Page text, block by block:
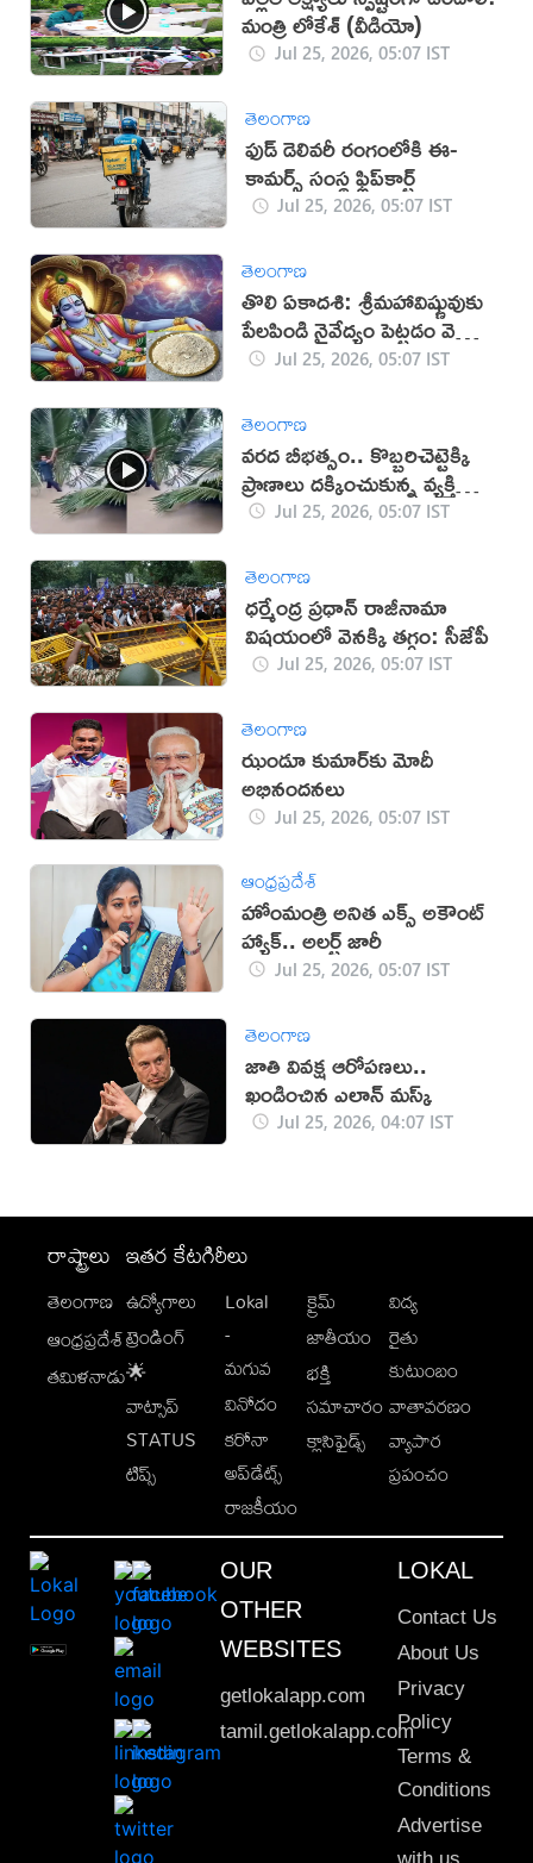
మంత్రి లోకేశ్ (వీడియో)
Jul 25, 2026, 05:07 IST
తెలంగాణ
ఫుడ్ డెలివరీ రంగంలోకి ఈ-
కామర్స్ సంస్థ ఫ్లిప్‌కార్ట్
Jul 25, 2026, 05:07 IST
తెలంగాణ
తొలి ఏకాదశి: శ్రీమహావిష్ణువుకు
పేలపిండి నైవేద్యం పెట్టడం వెనుక
విశేషాలు ఇవే!
Jul 25, 2026, 05:07 IST
తెలంగాణ
వరద బీభత్సం.. కొబ్బరిచెట్టెక్కి
ప్రాణాలు దక్కించుకున్న వ్యక్తి
(వీడియో)
Jul 25, 2026, 05:07 IST
తెలంగాణ
ధర్మేంద్ర ప్రధాన్ రాజీనామా
విషయంలో వెనక్కి తగ్గం: సీజేపీ
Jul 25, 2026, 05:07 IST
తెలంగాణ
ఝండూ కుమార్‌కు మోదీ
అభినందనలు
Jul 25, 2026, 05:07 IST
ఆంధ్రప్రదేశ్
హోంమంత్రి అనిత ఎక్స్ అకౌంట్
హ్యాక్.. అలర్ట్ జారీ
Jul 25, 2026, 05:07 IST
తెలంగాణ
జాతి వివక్ష ఆరోపణలు..
ఖండించిన ఎలాన్ మస్క్
Jul 25, 2026, 04:07 IST
రాష్ట్రాలు
తెలంగాణ
ఆంధ్రప్రదేశ్
తమిళనాడు
ఇతర కేటగిరీలు
ఉద్యోగాలు
ట్రెండింగ్
🌟
వాట్సాప్
STATUS
టిప్స్
Lokal
-
మగువ
వినోదం
కరోనా
అప్‌డేట్స్
రాజకీయం
క్రైమ్
జాతీయం
భక్తి
సమాచారం
క్లాసిఫైడ్స్
విద్య
రైతు
కుటుంబం
వాతావరణం
వ్యాపార
ప్రపంచం
OUR
OTHER
WEBSITES
getlokalapp.com
tamil.getlokalapp.com
LOKAL
Contact Us
About Us
Privacy
Policy
Terms &
Conditions
Advertise